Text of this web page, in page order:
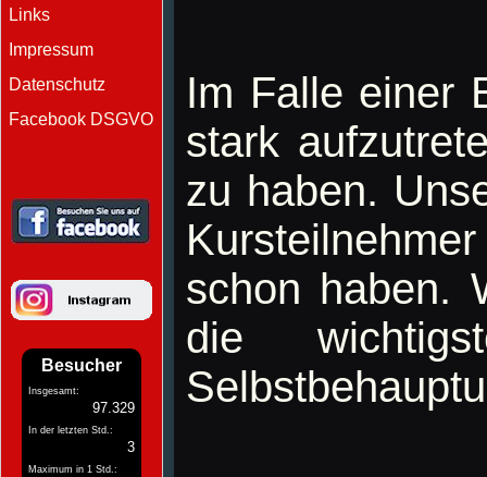
Links
Impressum
Datenschutz
Facebook DSGVO
Besucher
Insgesamt:
97.329
In der letzten Std.:
3
Maximum in 1 Std.:
Im Falle einer
stark
zu haben.
schon haben.
die